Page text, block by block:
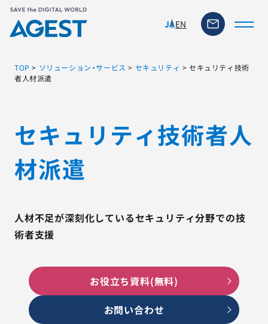
JAEN
ソリューション・サービス
脆弱性リスク管理ツール
ニュース
AGESTの強み
セミナー・イベント
TOP > ソリューション・サービス > セキュリティ >セキュリティ技術
者人材派遣
セキュリティ技術者人
材派遣
人材不足が深刻化しているセキュリティ分野での技
術者支援
お役立ち資料(無料)
お問い合わせ